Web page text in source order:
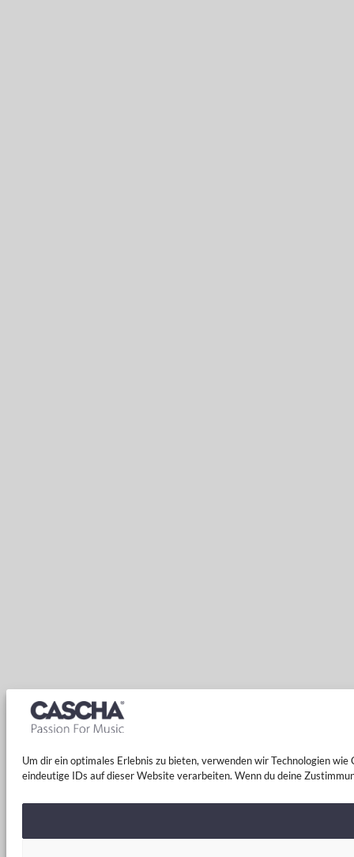
Um dir ein optimales Erlebnis zu bieten, verwenden wir Technologien
eindeutige IDs auf dieser Website verarbeiten. Wenn du deine